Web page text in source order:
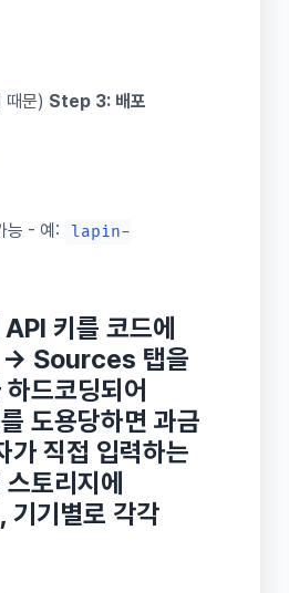
때문) Step 3: 배포
능 - 예:
lapin-
키를 코드에
→ Sources 탭을
드코딩되어
도용당하면 과금
가 직접 입력하는
토리지에
기기별로 각각